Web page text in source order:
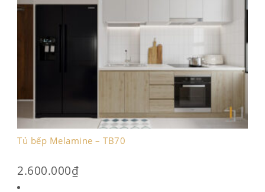
Tủ bếp Melamine – TB70
2.600.000₫